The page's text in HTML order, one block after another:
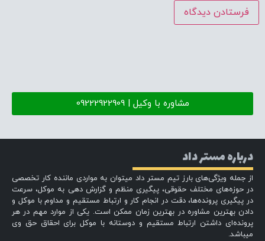
مشاوره با وکیل | 09222922909
درباره مستر داد
از جمله ویژگی‌های بارز تیم مستر داد میتوان به مواردی ماننده کار تخصصی
در حوزه‌های مختلف حقوقی، پیگیری منظم و گزارش دهی به موکل، سرعت
در پیگیری پرونده‌ها، دقت در انجام کار و ارتباط مستقیم و مداوم با موکل و
دادن بهترین مشاوره در بهترین زمان ممکن است. یکی از موارد مهم در هر
پرونده‌ای داشتن ارتباط مستقیم و دوستانه با موکل برای احقاق حق وی
میباشد.